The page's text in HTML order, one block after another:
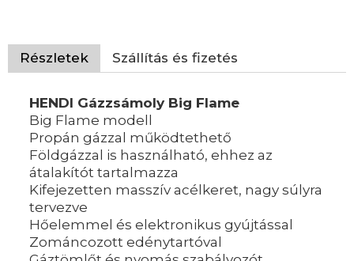
Részletek Szállítás és fizetés
HENDI Gázzsámoly Big Flame
Big Flame modell
Propán gázzal működtethető
Földgázzal is használható, ehhez az
átalakítót tartalmazza
Kifejezetten masszív acélkeret, nagy súlyra
tervezve
Hőelemmel és elektronikus gyújtással
Zománcozott edénytartóval